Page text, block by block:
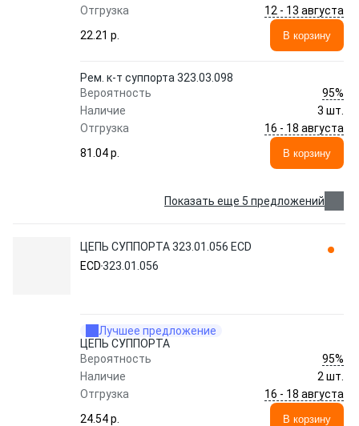
Отгрузка
12 - 13 августа
22.21 p.
В корзину
Рем. к-т суппорта 323.03.098
Вероятность
95%
Наличие
3 шт.
Отгрузка
16 - 18 августа
81.04 p.
В корзину
Показать еще 5 предложений
ЦЕПЬ СУППОРТА 323.01.056 ECD
ECD323.01.056
Лучшее предложение
ЦЕПЬ СУППОРТА
Вероятность
95%
Наличие
2 шт.
Отгрузка
16 - 18 августа
24.54 p.
В корзину